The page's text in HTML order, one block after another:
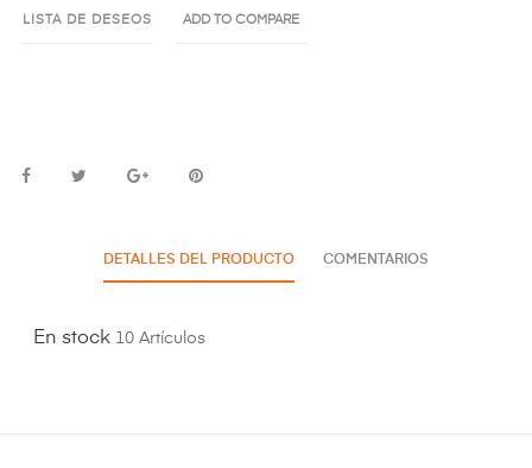
LISTA DE DESEOS ADD TO COMPARE
DETALLES DEL PRODUCTO COMENTARIOS
En stock 10 Artículos